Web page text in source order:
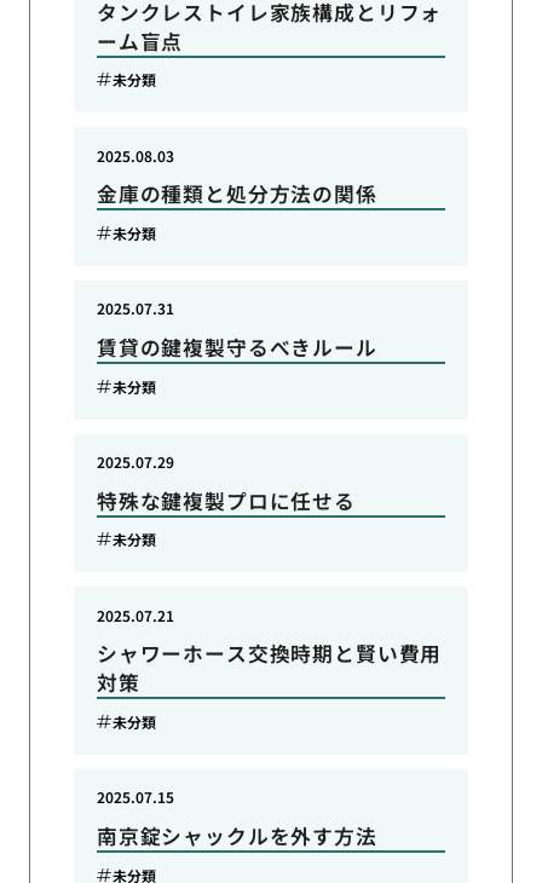
タンクレストイレ家族構成とリフォ
ーム盲点
未分類
金庫の種類と処分方法の関係
2025.08.03
未分類
賃貸の鍵複製守るべきルール
2025.07.31
未分類
特殊な鍵複製プロに任せる
2025.07.29
未分類
シャワーホース交換時期と賢い費用
対策
2025.07.21
未分類
南京錠シャックルを外す方法
2025.07.15
未分類